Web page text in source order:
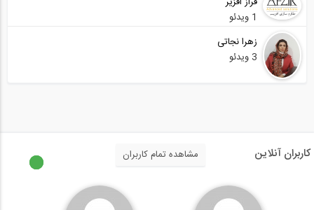
1 ویدئو
زهرا نجاتی
3 ویدئو
کاربران آنلاین مشاهده تمام کاربران